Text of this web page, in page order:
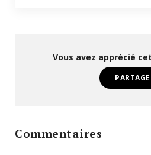
Vous avez apprécié
Commentaires